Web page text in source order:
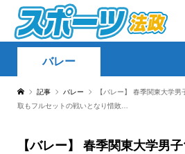
バレー
記事 バレー
【バレー】 春季関東大学
取もフルセットの戦いとなり惜敗…
【バレー】 春季関東大学男